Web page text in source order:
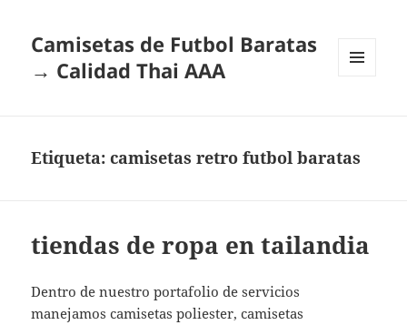
Camisetas de Futbol Baratas
→ Calidad Thai AAA
Etiqueta:camisetas retro futbol baratas
tiendas de ropa en tailandia
Dentro de nuestro portafolio de servicios
manejamos camisetas poliester, camisetas